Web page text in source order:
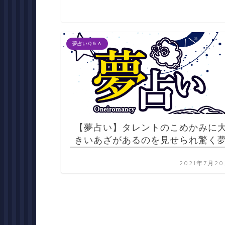
夢占いＱ＆Ａ
【夢占い】タレントのこめかみに
きいあざがあるのを見せられ驚く
2021年7月20